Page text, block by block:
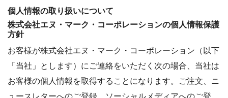
個人情報の取り扱いについて
株式会社エヌ・マーク・コーポレーションの個人情報保護
方針
お客様が株式会社エヌ・マーク・コーポレーション（以下
「当社」とします）にご連絡をいただく次の場合、当社は
お客様の個人情報を取得することになります。ご注文、ニ
ュースレターへのご登録、ソーシャルメディアへのご登